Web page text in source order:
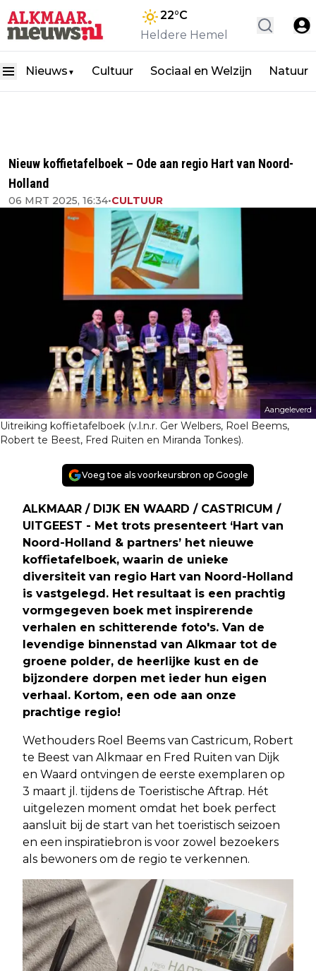
22°C
Heldere Hemel
Nieuws ▼ Cultuur Sociaal en Welzijn Natuur
Nieuw koffietafelboek – Ode aan regio Hart van Noord-
Holland
06 MRT 2025, 16:34•CULTUUR
Aangeleverd
Uitreiking koffietafelboek (v.l.n.r. Ger Welbers, Roel Beems,
Robert te Beest, Fred Ruiten en Miranda Tonkes).
Voeg toe als voorkeursbron op Google
ALKMAAR / DIJK EN WAARD / CASTRICUM /
UITGEEST - Met trots presenteert ‘Hart van
Noord-Holland & partners’ het nieuwe
koffietafelboek, waarin de unieke
diversiteit van regio Hart van Noord-Holland
is vastgelegd. Het resultaat is een prachtig
vormgegeven boek met inspirerende
verhalen en schitterende foto's. Van de
levendige binnenstad van Alkmaar tot de
groene polder, de heerlijke kust en de
bijzondere dorpen met ieder hun eigen
verhaal. Kortom, een ode aan onze
prachtige regio!
Wethouders Roel Beems van Castricum, Robert
te Beest van Alkmaar en Fred Ruiten van Dijk
en Waard ontvingen de eerste exemplaren op
3 maart jl. tijdens de Toeristische Aftrap. Hét
uitgelezen moment omdat het boek perfect
aansluit bij de start van het toeristisch seizoen
en een inspiratiebron is voor zowel bezoekers
als bewoners om de regio te verkennen.